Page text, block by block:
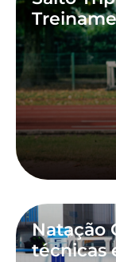
Natação
técnicas